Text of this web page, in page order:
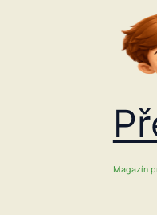
Magazín